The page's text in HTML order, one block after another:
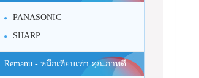
PANASONIC
SHARP
Remanu - หมึกเทียบเท่า คุณภาพดี